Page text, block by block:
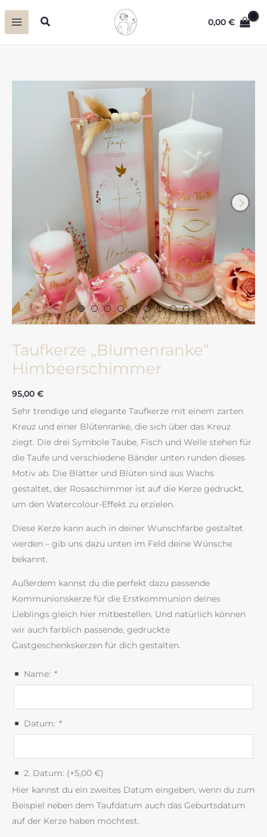
Inhalt
Suchen 0,00€
Taufkerze „Blumenranke“
Himbeerschimmer
95,00 €
Sehr trendige und elegante Taufkerze mit einem zarten
Kreuz und einer Blütenranke, die sich über das Kreuz
ziegt. Die drei Symbole Taube, Fisch und Welle stehen für
die Taufe und verschiedene Bänder unten runden dieses
Motiv ab. Die Blätter und Blüten sind aus Wachs
gestaltet, der Rosaschimmer ist auf die Kerze gedruckt,
um den Watercolour-Effekt zu erzielen.
Diese Kerze kann auch in deiner Wunschfarbe gestaltet
werden – gib uns dazu unten im Feld deine Wünsche
bekannt.
Außerdem kannst du die perfekt dazu passende
Kommunionskerze für die Erstkommunion deines
Lieblings gleich hier mitbestellen. Und natürlich können
wir auch farblich passende, gedruckte
Gastgeschenkskerzen für dich gestalten.
Name: *
Datum: *
2. Datum: (+5,00 €)
Hier kannst du ein zweites Datum eingeben, wenn du zum
Beispiel neben dem Taufdatum auch das Geburtsdatum
auf der Kerze haben möchtest.